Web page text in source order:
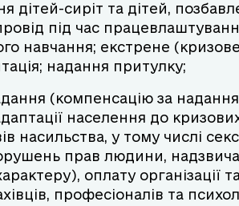
дітей-сиріт та дітей,
під час
навчання; екстрене
надання притулку;
(компенсацію за
населення до
насильства, у тому числі
прав людини,
оплату
професіоналів та